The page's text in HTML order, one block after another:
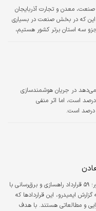
معدن و تجارت آذربایجان
این که در بخش صنعت در بسیاری
سه استان برتر کشور هستیم،
در جریان هوشمندسازی
معادن، مقاومت نیروی انسانی حدود همان ۳۰ درصد است، اما اثر منفی
ایمیدرو در راستای توسعه زیرساخت معادن کشور؛ ۵۹ قرارداد راهسازی و برق‌رسانی با
به گزارش ایمیدرو، این قراردادها که
صورت اجرایی و مطالعاتی هستند. با هدف